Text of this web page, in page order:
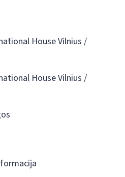
House Vilnius /
House Vilnius /